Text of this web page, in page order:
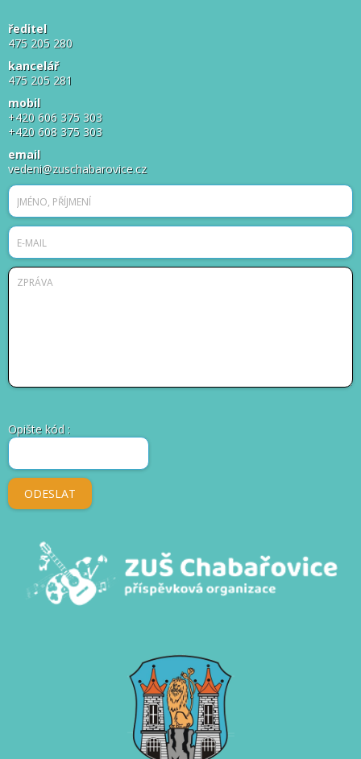
ředitel
475 205 280
kancelář
475 205 281
mobil
+420 606 375 303
+420 608 375 303
email
vedeni@zuschabarovice.cz
Opište kód :